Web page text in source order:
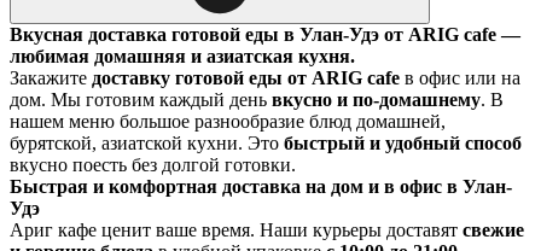
Вкусная доставка готовой еды в Улан-Удэ от ARIG cafe —
любимая домашняя и азиатская кухня.
Закажите доставку готовой еды от ARIG cafe в офис или на
дом. Мы готовим каждый день вкусно и по-домашнему. В
нашем меню большое разнообразие блюд домашней,
бурятской, азиатской кухни. Это быстрый и удобный способ
вкусно поесть без долгой готовки.
Быстрая и комфортная доставка на дом и в офис в Улан-
Удэ
Ариг кафе ценит ваше время. Наши курьеры доставят свежие